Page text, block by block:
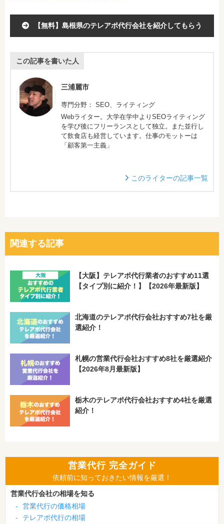
【無料】島根県のテレアポ代行会社を紹介してもらう
この記事を書いた人
三浦麗市
専門分野： SEO、ライティング
Webライター。大学在学中よりSEOライティング
を学び後にフリーランスとして独立。また並行し
て飲食店も経営しています。仕事のモットーは
「顧客第一主義」
このライターの記事一覧
関連する記事
【大阪】テレアポ代行業者のおすすめ11選
【タイプ別に紹介！】【2026年最新版】
北海道のテレアポ代行会社おすすめ7社を厳
選紹介！
札幌の営業代行会社おすすめ8社を厳選紹介
【2026年8月最新版】
栃木のテレアポ代行会社おすすめ4社を厳選
紹介！
営業代行 完全ガイド
依頼前に知っておきたい情報を厳選！
営業代行会社の相場を知る
-
営業代行の価格相場
-
テレアポ代行の相場